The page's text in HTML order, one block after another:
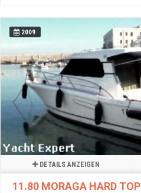
2009
DETAILS ANZEIGEN
11.80 MORAGA HARD TOP